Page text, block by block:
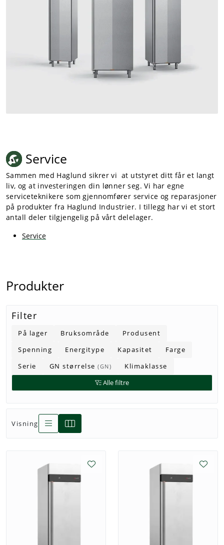
Service
Sammen med Haglund sikrer vi at utstyret ditt får et langt
liv, og at investeringen din lønner seg. Vi har egne
serviceteknikere som gjennomfører service og reparasjoner
på produkter fra Haglund Industrier. I tillegg har vi et stort
antall deler tilgjengelig på vårt delelager.
Service
Produkter
Filter
På lager Bruksområde
Produsent
Spenning
Energitype Kapasitet
Farge
Serie
GN størrelse (GN)
Klimaklasse
Alle filtre
Visning